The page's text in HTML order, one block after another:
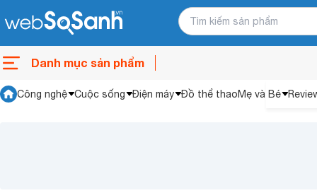
Danh mục sản phẩm
Công nghệ Cuộc sống Điện máy Đồ thể thaoMẹ và Bé